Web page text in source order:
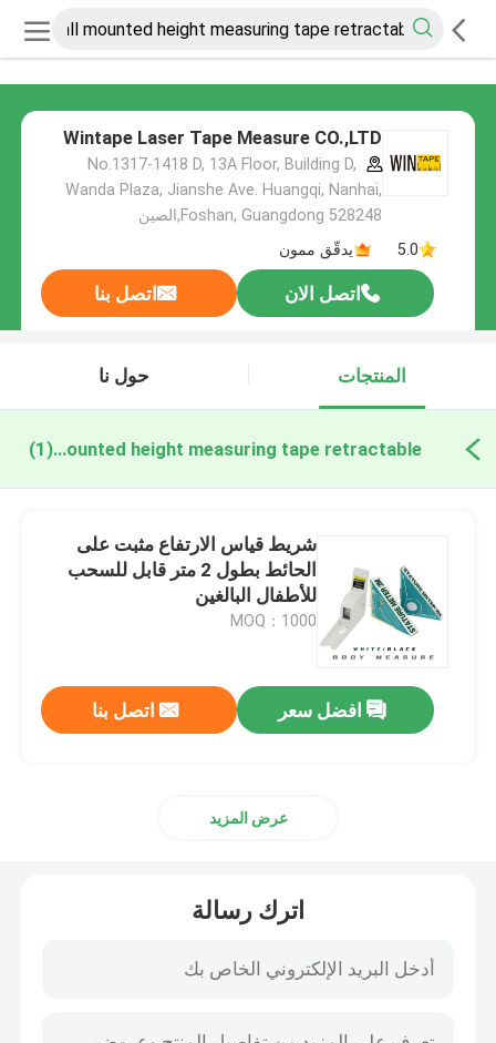
Wintape Laser Tape Measure CO.,LTD
No.1317-1418 D, 13A Floor, Building D,
Wanda Plaza, Jianshe Ave. Huangqi, Nanhai,
Foshan, Guangdong 528248,الصين
5.0
يدقّق ممون
اتصل الان اتصل بنا
المنتجات حول نا
wall mounted height measuring tape retractable التصنيع عبر الإنترنت(1)
شريط قياس الارتفاع مثبت على
الحائط بطول 2 متر قابل للسحب
للأطفال البالغين
MOQ：1000
افضل سعر اتصل بنا
عرض المزيد
اترك رسالة